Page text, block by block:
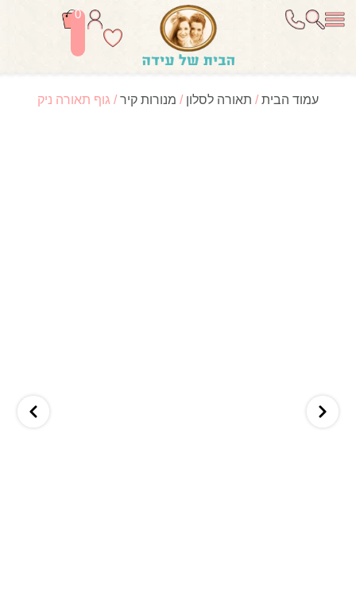
0
עמוד הבית/ תאורה לסלון / מנורות קיר/ גוף תאורה ניק